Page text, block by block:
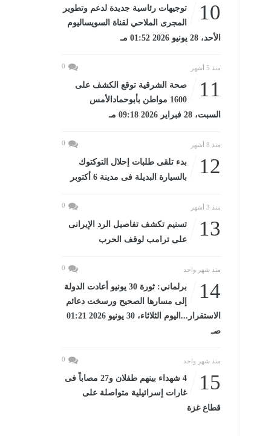
10
توجيهات رئاسية جديدة لدعم وتطوير
المجرى الملاحي لقناة السويساليوم
الأحد، 28 يونيو 2026 01:52 مـ
منذ 5 أشهر 0
11
صحة الشرقية توقع الكشف على
1600 مواطن بأبوحمادالأمس
السبت، 28 فبراير 2026 09:18 مـ
منذ 8 أشهر 0
12
بدء تلقى طلبات إحلال التوكتوك
بالسيارة البديلة فى مدينة 6 أكتوبر
منذ 3 أشهر 0
13
تسنيم تكشف تفاصيل الرد الإيرانى
على ترامب لوقف الحرب
منذ شهر واحد 0
14
برلماني: ثورة 30 يونيو أعادت الدولة
إلى مسارها الصحيح ورسخت دعائم
الاستقرار...اليوم الثلاثاء، 30 يونيو 2026 01:21
صـ
منذ شهر واحد 0
15
4 شهداء بينهم طفلان و27 مصاباً فى
غارات إسرائيلية متواصلة على
قطاع غزة